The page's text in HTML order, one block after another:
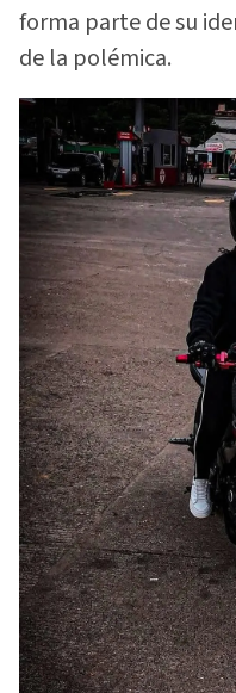
forma parte de su
de la polémica.